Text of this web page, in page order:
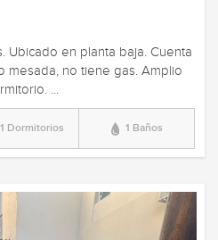
Ubicado en planta baja. Cuenta
mesada, no tiene gas. Amplio
...
1 Dormitorios 1 Baños